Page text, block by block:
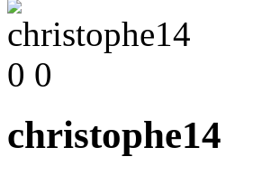
0 0
christophe14